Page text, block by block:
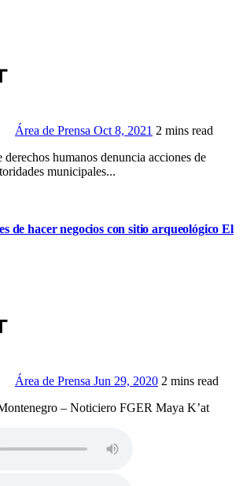
Área de Prensa Oct 8, 2021 2 mins read
municipales...
de hacer negocios con sitio arqueológico El
Área de Prensa Jun 29, 2020 2 mins read
Montenegro – Noticiero FGER Maya K’at